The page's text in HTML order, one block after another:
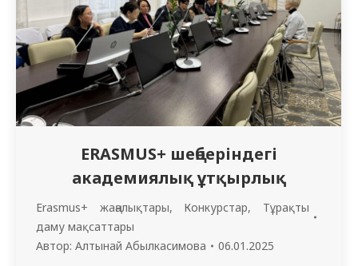
ERASMUS+ шеңберіндегі
академиялық ұтқырлық
Erasmus+ жаңалықтары, Конкурстар, Тұрақты
даму мақсаттары
Автор: Алтынай Абылкасимова 06.01.2025